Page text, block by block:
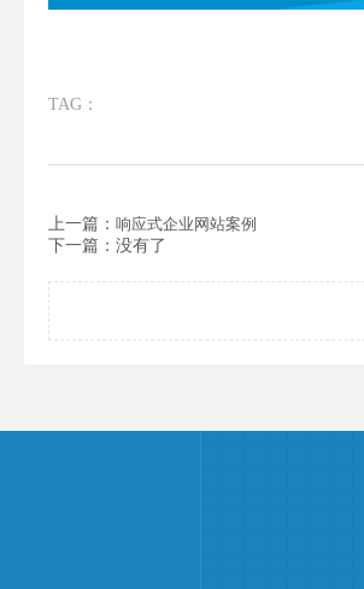
TAG：
上一篇： 响应式企业网站案例
下一篇：没有了